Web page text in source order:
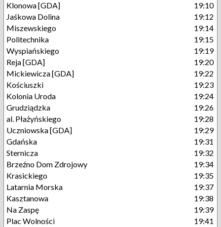
Klonowa [GDA]
19:10
Jaśkowa Dolina
19:12
Miszewskiego
19:14
Politechnika
19:15
Wyspiańskiego
19:19
Reja [GDA]
19:20
Mickiewicza [GDA]
19:22
Kościuszki
19:23
Kolonia Uroda
19:24
Grudziądzka
19:26
al. Płażyńskiego
19:28
Uczniowska [GDA]
19:29
Gdańska
19:31
Sternicza
19:32
Brzeźno Dom Zdrojowy
19:34
Krasickiego
19:35
Latarnia Morska
19:37
Kasztanowa
19:38
Na Zaspę
19:39
Plac Wolności
19:41